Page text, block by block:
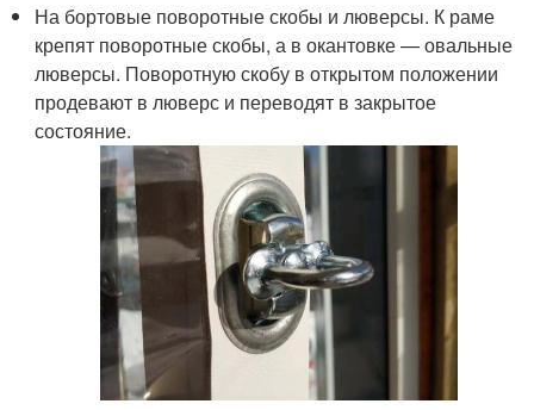
На бортовые поворотные скобы и люверсы. К раме
крепят поворотные скобы, а в окантовке — овальные
люверсы. Поворотную скобу в открытом положении
продевают в люверс и переводят в закрытое
состояние.